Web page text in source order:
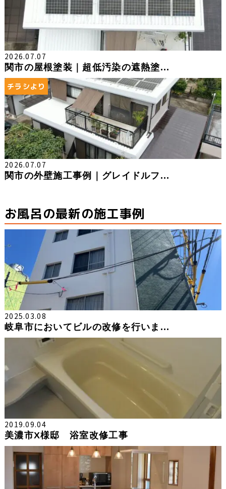
2026.07.07
関市の屋根塗装｜超低汚染の遮熱塗...
チラシより
2026.07.07
関市の外壁施工事例｜グレイドルフ...
お風呂の最新の施工事例
2025.03.08
岐阜市においてビルの改修を行いま...
2019.09.04
美濃市X様邸 浴室改修工事